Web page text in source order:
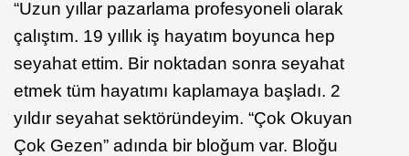
“Uzun yıllar pazarlama profesyoneli olarak
çalıştım. 19 yıllık iş hayatım boyunca hep
seyahat ettim. Bir noktadan sonra seyahat
etmek tüm hayatımı kaplamaya başladı. 2
yıldır seyahat sektöründeyim. “Çok Okuyan
Çok Gezen” adında bir bloğum var. Bloğu